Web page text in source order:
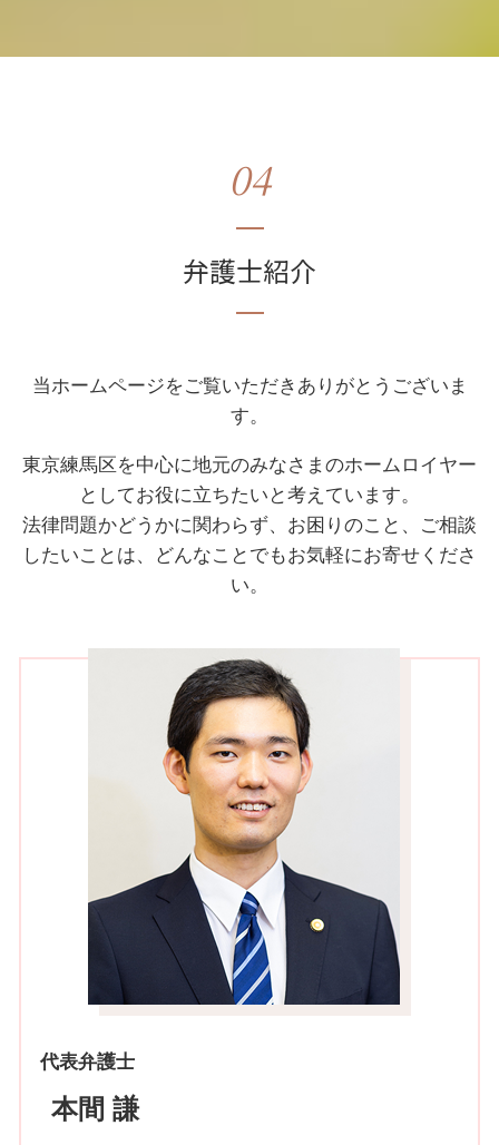
04
弁護士紹介
当ホームページをご覧いただきありがとうございま
す。
東京練馬区を中心に地元のみなさまのホームロイヤー
としてお役に立ちたいと考えています。
法律問題かどうかに関わらず、お困りのこと、ご相談
したいことは、どんなことでもお気軽にお寄せくださ
い。
代表弁護士
本間 謙